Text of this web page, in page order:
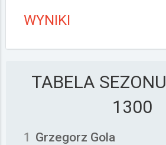
WYNIKI
TABELA SEZONU
1300
1 Grzegorz Gola